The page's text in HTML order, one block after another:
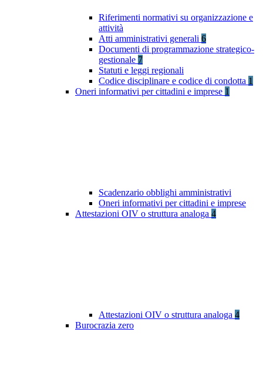
Riferimenti normativi su organizzazione e
attività
Atti amministrativi generali 6
Documenti di programmazione strategico-
gestionale 7
Statuti e leggi regionali
Codice disciplinare e codice di condotta 1
Oneri informativi per cittadini e imprese 1
Scadenzario obblighi amministrativi
Oneri informativi per cittadini e imprese
Attestazioni OIV o struttura analoga 4
Attestazioni OIV o struttura analoga 4
Burocrazia zero